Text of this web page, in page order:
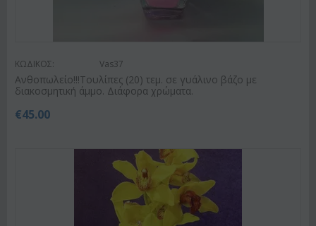
ΚΩΔΙΚΟΣ: Vas37
Ανθοπωλείο!!!Τουλίπες (20) τεμ. σε γυάλινο βάζο με
διακοσμητική άμμο. Διάφορα χρώματα.
€45.00